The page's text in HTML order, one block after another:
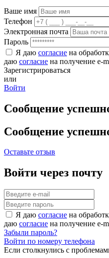
Ваше имя
Телефон
Электронная почта
Пароль
Я даю согласие на
даю согласие на получение e-
Зарегистрироваться
или
Войти
Сообщение
Сообщение
Оставьте отзыв
Войти через почту
Я даю согласие на
даю согласие на получение e-
Забыли пароль?
Войти по номеру телефона
Если столкнулись с